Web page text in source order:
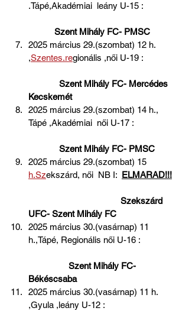
.Tápé,Akadémiai  leány U-15 :
Szent Mihály FC- PMSC
2025 március 29.(szombat) 12 h.
,Szentes.regionális ,női U-19 :
Szent Mihály FC- Mercédes
Kecskemét
2025 március 29.(szombat) 14 h.,
Tápé ,Akadémiai  női U-17 :
Szent Mihály FC- PMSC
2025 március 29.(szombat) 15
h.Szekszárd, női  NB I: ELMARAD!!!
Szekszárd
UFC- Szent Mihály FC
2025 március 30.(vasárnap) 11
h.,Tápé, Regionális női U-16 :
Szent Mihály FC-
Békéscsaba
2025 március 30.(vasárnap) 11 h.
,Gyula ,leány U-12 :